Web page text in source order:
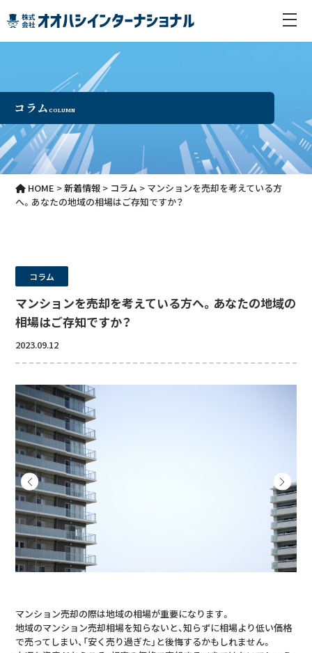
コラム COLUMN
HOME >新着情報 > コラム > マンションを売却を考えている方
へ。あなたの地域の相場はご存知ですか？
コラム
マンションを売却を考えている方へ。あなたの地域の
相場はご存知ですか？
2023.09.12
マンション売却の際は地域の相場が重要になります。
地域のマンション売却相場を知らないと、知らずに相場より低い価格
で売ってしまい、「安く売り過ぎた」と後悔するかもしれません。